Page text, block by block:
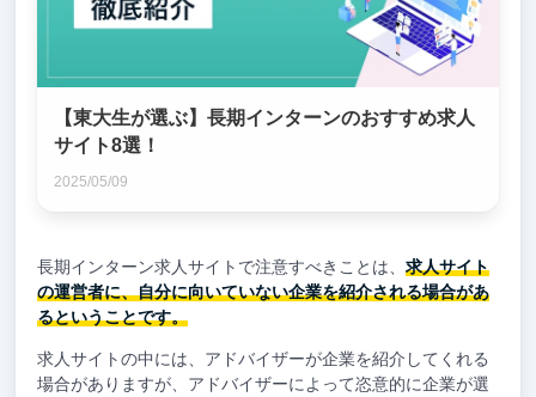
【東大生が選ぶ】長期インターンのおすすめ求人
サイト8選！
2025/05/09
長期インターン求人サイトで注意すべきことは、 求人サイト
の運営者に、自分に向いていない企業を紹介される場合があ
るということです。
求人サイトの中には、アドバイザーが企業を紹介してくれる
場合がありますが、アドバイザーによって恣意的に企業が選